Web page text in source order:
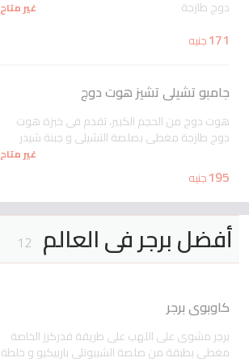
دوج طازجة غير متاح
171جنيه
جامبو تشيلى تشيز هوت دوج
هوت دوج من الحجم الكبير، تقدم فى خبزة هوت
دوج طازجة مغطى بصلصة التشيلى و جبنة شيدر
غير متاح
195جنيه
أفضل برجر فى العالم 12
كاوبوى برجر
برجر مشوى على اللهب على طريقة فدركرز الخاصة
مغطى بطبقة من صلصة الشيبوتلى باربيكيو و خلطة